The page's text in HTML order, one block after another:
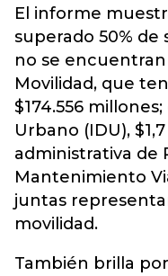
El informe
superado 50% de
no se
Movilidad, que
$174.556
Urbano (IDU),
administrativa de
Mantenimiento
juntas
movilidad.
También brilla